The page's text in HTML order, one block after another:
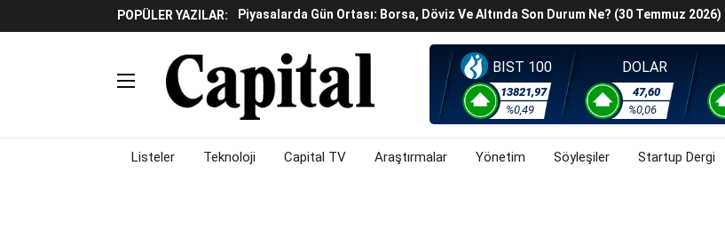
POPÜLER YAZILAR:
Piyasalarda Gün Ortası: Borsa, Döviz Ve Altında Son Durum Ne? (30 Temmuz 2026)
İş Dünyasının Acı Kaybı: Orhan Z. Diren Hayatını Kaybetti
Döviz Ve Altın Güne Nasıl Başladı? (30 Temmuz 2026)
Avrupa'da Yatırım Yapmak Isteyenlere Yeni Alternatif: Fransa
Küresel Piyasalarda Fed'e Ilişkin Belirsizlikler Ve Jeopolitik Gerilimlerden Kaynaklı
Satış Baskısı Hakim
BIST 100
13821,97
%0,49
DOLAR
47,60
%0,06
Listeler Teknoloji Capital TV Araştırmalar Yönetim Söyleşiler Startup Dergi